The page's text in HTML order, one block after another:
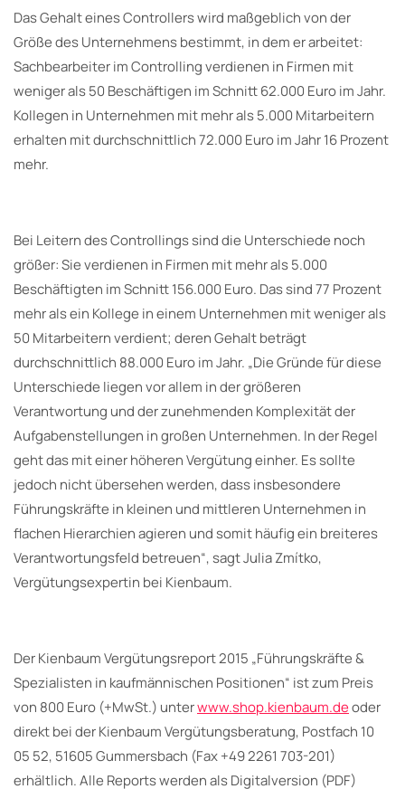
Das Gehalt eines Controllers wird maßgeblich von der
Größe des Unternehmens bestimmt, in dem er arbeitet:
Sachbearbeiter im Controlling verdienen in Firmen mit
weniger als 50 Beschäftigen im Schnitt 62.000 Euro im Jahr.
Kollegen in Unternehmen mit mehr als 5.000 Mitarbeitern
erhalten mit durchschnittlich 72.000 Euro im Jahr 16 Prozent
mehr.
Bei Leitern des Controllings sind die Unterschiede noch
größer: Sie verdienen in Firmen mit mehr als 5.000
Beschäftigten im Schnitt 156.000 Euro. Das sind 77 Prozent
mehr als ein Kollege in einem Unternehmen mit weniger als
50 Mitarbeitern verdient; deren Gehalt beträgt
durchschnittlich 88.000 Euro im Jahr. „Die Gründe für diese
Unterschiede liegen vor allem in der größeren
Verantwortung und der zunehmenden Komplexität der
Aufgabenstellungen in großen Unternehmen. In der Regel
geht das mit einer höheren Vergütung einher. Es sollte
jedoch nicht übersehen werden, dass insbesondere
Führungskräfte in kleinen und mittleren Unternehmen in
flachen Hierarchien agieren und somit häufig ein breiteres
Verantwortungsfeld betreuen“, sagt Julia Zmítko,
Vergütungsexpertin bei Kienbaum.
Der Kienbaum Vergütungsreport 2015 „Führungskräfte &
Spezialisten in kaufmännischen Positionen“ ist zum Preis
von 800 Euro (+MwSt.) unterwww.shop.kienbaum.deoder
direkt bei der Kienbaum Vergütungsberatung, Postfach 10
05 52, 51605 Gummersbach (Fax +49 2261 703-201)
erhältlich. Alle Reports werden als Digitalversion (PDF)